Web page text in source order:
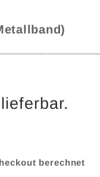
berechnet